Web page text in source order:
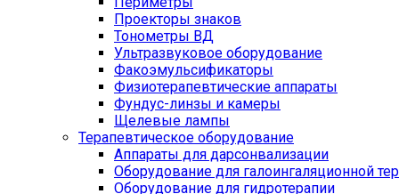
Проекторы знаков
Тонометры ВД
Ультразвуковое оборудование
Факоэмульсификаторы
Физиотерапевтические аппараты
Фундус-линзы и камеры
Щелевые лампы
Терапевтическое оборудование
Аппараты для дарсонвализации
Оборудование для галоингаляционной
Оборудование для гидротерапии